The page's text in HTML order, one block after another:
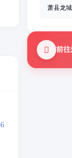
萧县龙
前往